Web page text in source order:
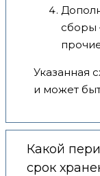
сборы
Указанная
и может
Какой
срок